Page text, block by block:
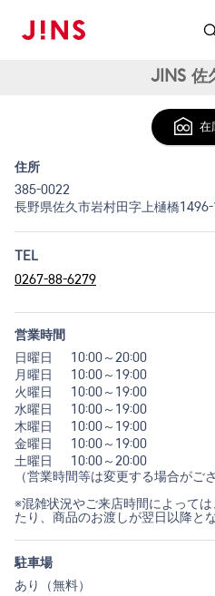
JINS 佐
在
住所
385-0022
長野県佐久市岩村田字上樋橋1496-1
TEL
0267-88-6279
営業時間
日曜日
10:00～20:00
月曜日
10:00～19:00
火曜日
10:00～19:00
水曜日
10:00～19:00
木曜日
10:00～19:00
金曜日
10:00～19:00
土曜日
10:00～20:00
（営業時間等は変更する場合がご
※混雑状況やご来店時間によって
たり、商品のお渡しが翌日以降と
駐車場
あり（無料）